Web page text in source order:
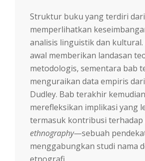
Struktur buku yang terdiri
memperlihatkan
analisis linguistik dan kultural.
awal memberikan landasan
metodologis, sementara bab
menguraikan data empiris
Dudley. Bab terakhir kemudian
merefleksikan implikasi yang
termasuk kontribusi terhadap
ethnography—sebuah
menggabungkan studi nama